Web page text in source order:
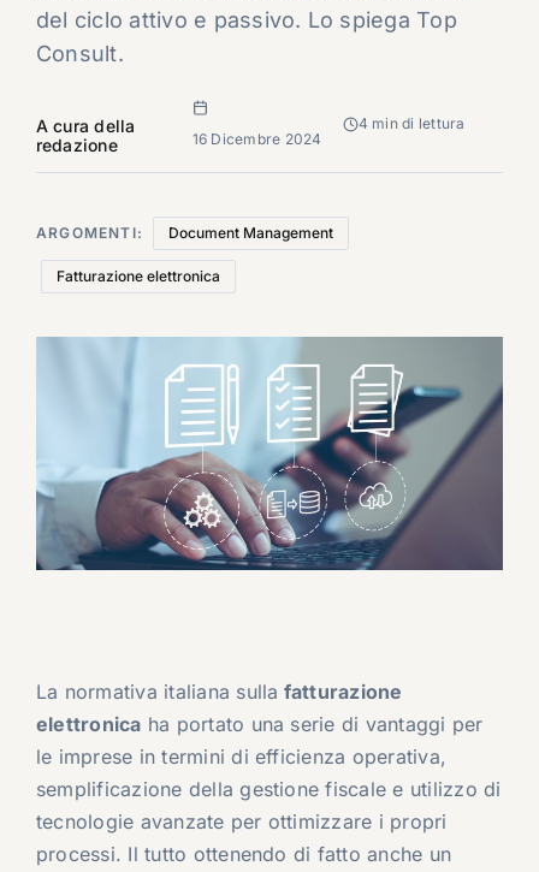
CHI SIAMO
del ciclo attivo e passivo. Lo spiega Top
Consult.
A cura della
redazione
16 Dicembre 2024
4 min di lettura
ARGOMENTI: Document Management
Fatturazione elettronica
La normativa italiana sulla fatturazione
elettronica ha portato una serie di vantaggi per
le imprese in termini di efficienza operativa,
semplificazione della gestione fiscale e utilizzo di
tecnologie avanzate per ottimizzare i propri
processi. Il tutto ottenendo di fatto anche un